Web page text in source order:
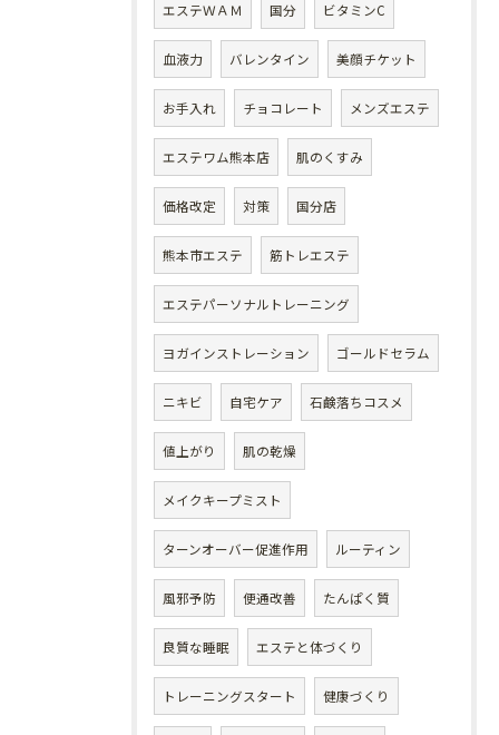
エステＷＡＭ 国分 ビタミンC
血液力 バレンタイン 美顔チケット
お手入れ チョコレート メンズエステ
エステワム熊本店 肌のくすみ
価格改定 対策 国分店
熊本市エステ 筋トレエステ
エステパーソナルトレーニング
ヨガインストレーション ゴールドセラム
ニキビ 自宅ケア 石鹸落ちコスメ
値上がり 肌の乾燥
メイクキープミスト
ターンオーバー促進作用 ルーティン
風邪予防 便通改善 たんぱく質
良質な睡眠 エステと体づくり
トレーニングスタート 健康づくり